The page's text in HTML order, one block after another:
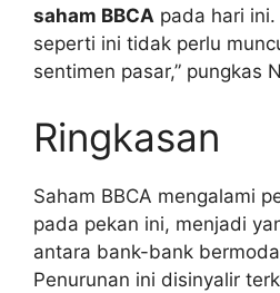
saham BBCA pada hari
seperti ini tidak perlu
sentimen pasar,” pungkas
Ringkasan
Saham BBCA mengalami
pada pekan ini, menjadi
antara bank-bank
Penurunan ini disinyalir